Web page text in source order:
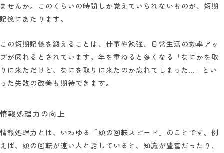
ませんか。このくらいの時間しか覚えていられないものが、短期
記憶にあたります。
この短期記憶を鍛えることは、仕事や勉強、日常生活の効率アッ
プが図れるとされています。年を重ねると多くなる「なにかを取
りに来ただけど、なにを取りに来たのか忘れてしまった…」とい
った失敗の改善も期待できます。
情報処理力の向上
情報処理力とは、いわゆる「頭の回転スピード」のことです。例
えば、頭の回転が速い人と話していると、知識が豊富だったり、